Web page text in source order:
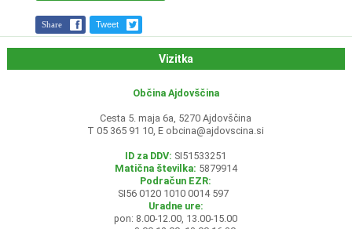
Share Tweet
Vizitka
Občina Ajdovščina
Cesta 5. maja 6a, 5270 Ajdovščina
T 05 365 91 10, E obcina@ajdovscina.si
ID za DDV: SI51533251
Matična številka: 5879914
Podračun EZR:
SI56 0120 1010 0014 597
Uradne ure:
pon: 8.00-12.00, 13.00-15.00